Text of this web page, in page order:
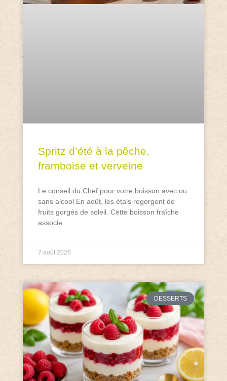
Spritz d’été à la pêche,
framboise et verveine
Le conseil du Chef pour votre boisson avec ou
sans alcool En août, les étals regorgent de
fruits gorgés de soleil. Cette boisson fraîche
associe
7 août 2026
DESSERTS